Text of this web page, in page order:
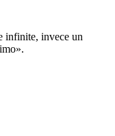
infinite, invece un